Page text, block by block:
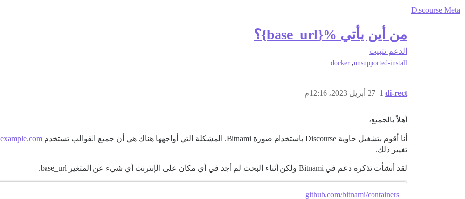
Discourse Meta
من أين يأتي %{base_url}؟
الدعم تثبيت
unsupported-install
,
docker
di-rect 27 أبريل 2023، 12:16م 1
أهلاً بالجميع،
أنا أقوم بتشغيل حاوية Discourse باستخدام صورة Bitnami. المشكلة التي أواجهها هناك هي أن جميع القوالب تستخدم example.com
تغيير ذلك.
لقد أنشأت تذكرة دعم في Bitnami ولكن أثناء البحث لم أجد في أي مكان على الإنترنت أي شيء عن المتغير base_url.
github.com/bitnami/containers